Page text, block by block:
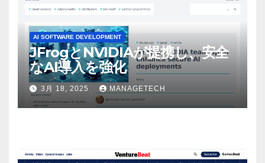
AI SOFTWARE DEVELOPMENT
JFrogとNVIDIAが提携し、安全
なAI導入を強化
3月 18, 2025 MANAGETECH